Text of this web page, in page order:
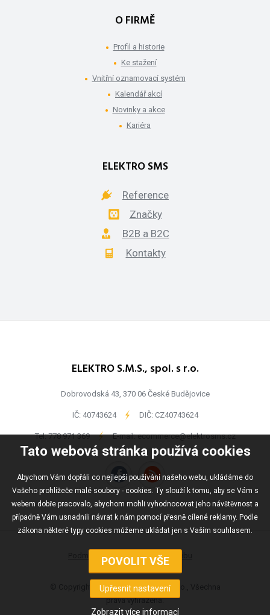
Tato webová stránka používá cookies
Abychom Vám dopřáli co nejlepší používání našeho webu, ukládáme do
Vašeho prohlížeče malé soubory - cookies. Ty slouží k tomu, aby se Vám s
webem dobře pracovalo, abychom mohli vyhodnocovat jeho návštěvnost a
případně Vám usnadnili návrat k nám pomocí přesně cílené reklamy. Podle
zákona některé typy cookies můžeme ukládat jen s Vaším souhlasem.
O FIRMĚ
Profil a historie
Ke stažení
Vnitřní oznamovací systém
Kalendář akcí
Novinky a akce
Kariéra
ELEKTRO SMS
Reference
Značky
B2B a B2C
Kontakty
ELEKTRO S.M.S., spol. s r.o.
Dobrovodská 43, 370 06 České Budějovice
IČ: 40743624 - DIČ: CZ40743624
Tel:778 971 369 - E-mail:ecommerce@elektrosms.cz
Podmínky užívání Mapa webu
© Copyright ELEKTRO S.M.S., spol s r.o., Všechna
práva vyhrazena.